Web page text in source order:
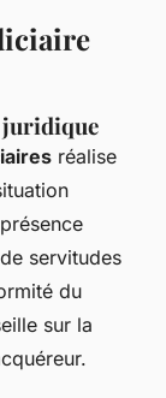
juridique
réalise
servitudes
du
sur la